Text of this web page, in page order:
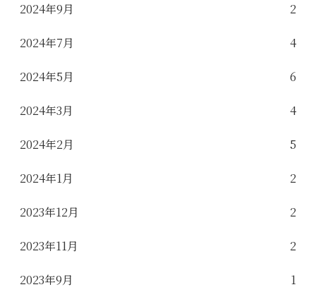
2024年9月 2
2024年7月 4
2024年5月 6
2024年3月 4
2024年2月 5
2024年1月 2
2023年12月 2
2023年11月 2
2023年9月 1